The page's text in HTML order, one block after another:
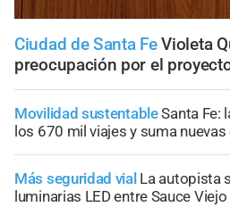
Ciudad de Santa Fe Violeta
preocupación por el
Movilidad sustentableSanta Fe:
los 670 mil viajes y suma
Más seguridad vial La autopista
luminarias LED entre Sauce